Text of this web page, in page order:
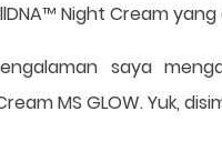
Night Cream
saya
MS GLOW. Yuk,